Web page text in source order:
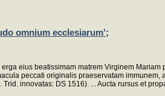
omnium ecclesiarum';
erga eius beatissimam matrem Virginem
peccati originalis praeservatam
innovatas: DS 1516). ... Aucta rursus et